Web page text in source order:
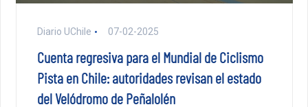
Diario UChile 07-02-2025
Cuenta regresiva para el Mundial de Ciclismo
Pista en Chile: autoridades revisan el estado
del Velódromo de Peñalolén